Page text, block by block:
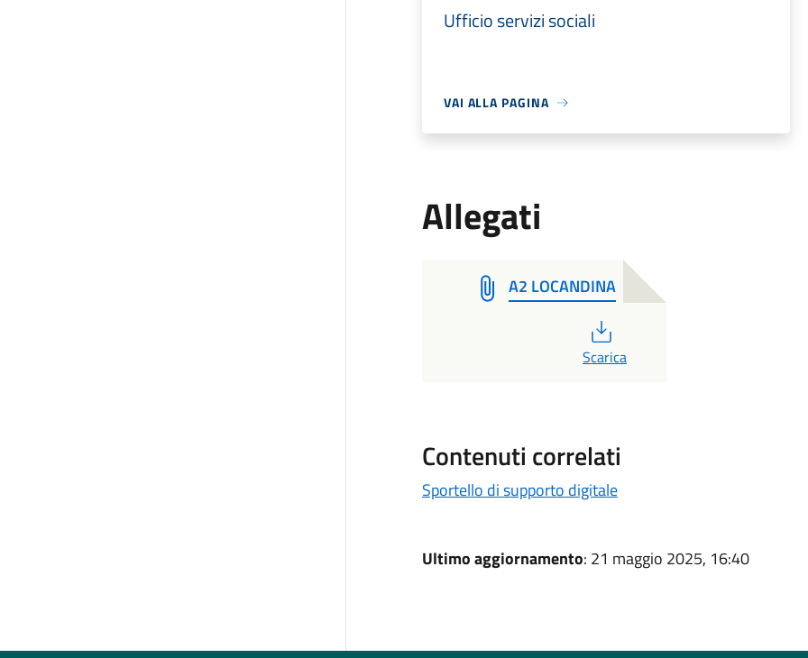
Ufficio servizi sociali
VAI ALLA PAGINA
Allegati
A2 LOCANDINA
Scarica
Contenuti correlati
Sportello di supporto digitale
Ultimo aggiornamento: 21 maggio 2025, 16:40